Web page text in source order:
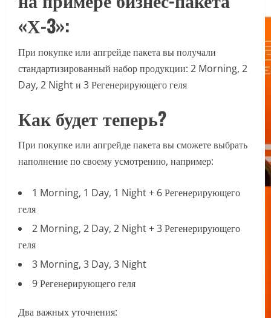
«Х-3»:
При покупке или апгрейде пакета вы получали
стандартизированный набор продукции: 2 Morning, 2
Day, 2 Night и 3 Регенерирующего геля
Как будет теперь?
При покупке или апгрейде пакета вы сможете выбрать
наполнение по своему усмотрению, например:
1 Morning, 1 Day, 1 Night + 6 Регенерирующего
геля
2 Morning, 2 Day, 2 Night + 3 Регенерирующего
геля
3 Morning, 3 Day, 3 Night
9 Регенерирующего геля
Два важных уточнения: